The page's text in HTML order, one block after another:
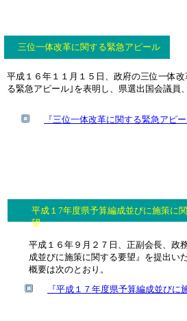
『平成１７年度県予算編成並びに
平成１7年度県予算編成並びに施策に
望
平成１６年９月２７日、正副会長、政
成並びに施策に関する要望』を提出い
概要は次のとおり。
三位一体改革に関する緊急アピール
平成１６年１１月１５日、政府の三位一体
る緊急アピール｣を表明し、県選出国会議員
『三位一体改革に関する緊急アピ